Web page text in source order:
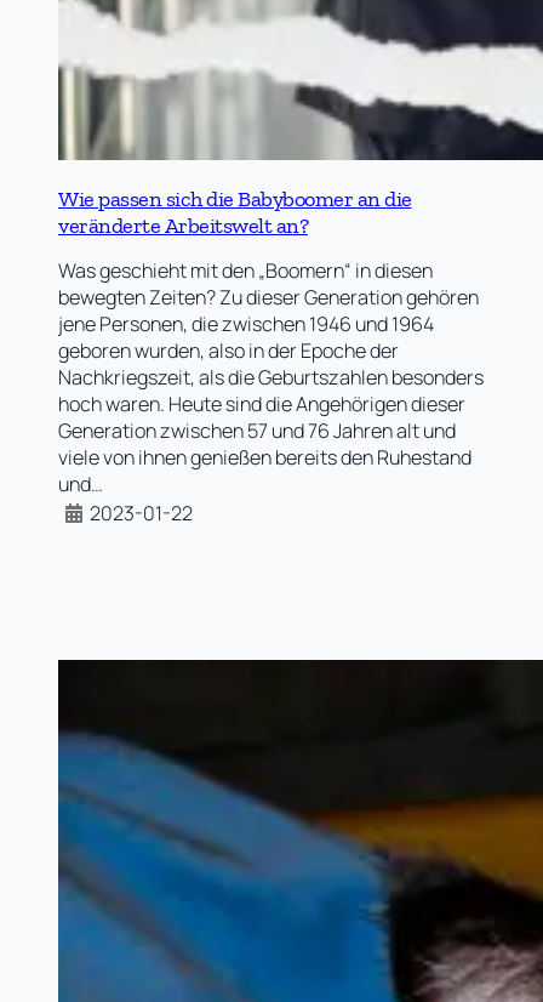
Wie passen sich die Babyboomer an die
veränderte Arbeitswelt an?
Was geschieht mit den „Boomern“ in diesen
bewegten Zeiten? Zu dieser Generation gehören
jene Personen, die zwischen 1946 und 1964
geboren wurden, also in der Epoche der
Nachkriegszeit, als die Geburtszahlen besonders
hoch waren. Heute sind die Angehörigen dieser
Generation zwischen 57 und 76 Jahren alt und
viele von ihnen genießen bereits den Ruhestand
und…
2023-01-22